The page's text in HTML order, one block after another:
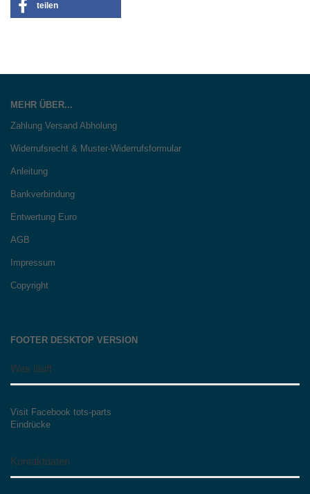
teilen
MEHR ÜBER...
Zahlung Versand Abholung
Widerrufsrecht & Muster-Widerrufsformular
Anleitung
Bankverbindung
Entwertung Euro
AGB
Impressum
Copyright
FOOTER DESKTOP VERSION
Was läuft
Visit Facebook tots-parts
Eindrücke
Kontaktdaten